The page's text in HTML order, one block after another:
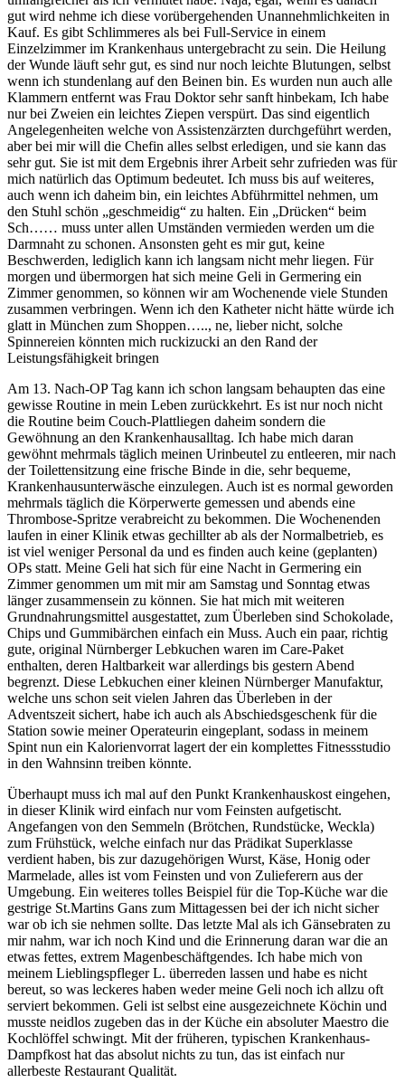
gut wird nehme ich diese vorübergehenden Unannehmlichkeiten in
Kauf. Es gibt Schlimmeres als bei Full-Service in einem
Einzelzimmer im Krankenhaus untergebracht zu sein. Die Heilung
der Wunde läuft sehr gut, es sind nur noch leichte Blutungen, selbst
wenn ich stundenlang auf den Beinen bin. Es wurden nun auch alle
Klammern entfernt was Frau Doktor sehr sanft hinbekam, Ich habe
nur bei Zweien ein leichtes Ziepen verspürt. Das sind eigentlich
Angelegenheiten welche von Assistenzärzten durchgeführt werden,
aber bei mir will die Chefin alles selbst erledigen, und sie kann das
sehr gut. Sie ist mit dem Ergebnis ihrer Arbeit sehr zufrieden was für
mich natürlich das Optimum bedeutet. Ich muss bis auf weiteres,
auch wenn ich daheim bin, ein leichtes Abführmittel nehmen, um
den Stuhl schön „geschmeidig“ zu halten. Ein „Drücken“ beim
Sch…… muss unter allen Umständen vermieden werden um die
Darmnaht zu schonen. Ansonsten geht es mir gut, keine
Beschwerden, lediglich kann ich langsam nicht mehr liegen. Für
morgen und übermorgen hat sich meine Geli in Germering ein
Zimmer genommen, so können wir am Wochenende viele Stunden
zusammen verbringen. Wenn ich den Katheter nicht hätte würde ich
glatt in München zum Shoppen….., ne, lieber nicht, solche
Spinnereien könnten mich ruckizucki an den Rand der
Leistungsfähigkeit bringen
Am 13. Nach-OP Tag kann ich schon langsam behaupten das eine
gewisse Routine in mein Leben zurückkehrt. Es ist nur noch nicht
die Routine beim Couch-Plattliegen daheim sondern die
Gewöhnung an den Krankenhausalltag. Ich habe mich daran
gewöhnt mehrmals täglich meinen Urinbeutel zu entleeren, mir nach
der Toilettensitzung eine frische Binde in die, sehr bequeme,
Krankenhausunterwäsche einzulegen. Auch ist es normal geworden
mehrmals täglich die Körperwerte gemessen und abends eine
Thrombose-Spritze verabreicht zu bekommen. Die Wochenenden
laufen in einer Klinik etwas gechillter ab als der Normalbetrieb, es
ist viel weniger Personal da und es finden auch keine (geplanten)
OPs statt. Meine Geli hat sich für eine Nacht in Germering ein
Zimmer genommen um mit mir am Samstag und Sonntag etwas
länger zusammensein zu können. Sie hat mich mit weiteren
Grundnahrungsmittel ausgestattet, zum Überleben sind Schokolade,
Chips und Gummibärchen einfach ein Muss. Auch ein paar, richtig
gute, original Nürnberger Lebkuchen waren im Care-Paket
enthalten, deren Haltbarkeit war allerdings bis gestern Abend
begrenzt. Diese Lebkuchen einer kleinen Nürnberger Manufaktur,
welche uns schon seit vielen Jahren das Überleben in der
Adventszeit sichert, habe ich auch als Abschiedsgeschenk für die
Station sowie meiner Operateurin eingeplant, sodass in meinem
Spint nun ein Kalorienvorrat lagert der ein komplettes Fitnessstudio
in den Wahnsinn treiben könnte.
Überhaupt muss ich mal auf den Punkt Krankenhauskost eingehen,
in dieser Klinik wird einfach nur vom Feinsten aufgetischt.
Angefangen von den Semmeln (Brötchen, Rundstücke, Weckla)
zum Frühstück, welche einfach nur das Prädikat Superklasse
verdient haben, bis zur dazugehörigen Wurst, Käse, Honig oder
Marmelade, alles ist vom Feinsten und von Zulieferern aus der
Umgebung. Ein weiteres tolles Beispiel für die Top-Küche war die
gestrige St.Martins Gans zum Mittagessen bei der ich nicht sicher
war ob ich sie nehmen sollte. Das letzte Mal als ich Gänsebraten zu
mir nahm, war ich noch Kind und die Erinnerung daran war die an
etwas fettes, extrem Magenbeschäftgendes. Ich habe mich von
meinem Lieblingspfleger L. überreden lassen und habe es nicht
bereut, so was leckeres haben weder meine Geli noch ich allzu oft
serviert bekommen. Geli ist selbst eine ausgezeichnete Köchin und
musste neidlos zugeben das in der Küche ein absoluter Maestro die
Kochlöffel schwingt. Mit der früheren, typischen Krankenhaus-
Dampfkost hat das absolut nichts zu tun, das ist einfach nur
allerbeste Restaurant Qualität.